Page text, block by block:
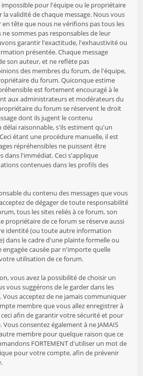
pour l'équipe ou le propriétaire
validité de chaque message. Nous vous
tête que nous ne vérifions pas tous les
ne sommes pas responsables de leur
garantir l'exactitude, l'exhaustivité ou
présentée. Chaque message
son auteur, et ne reflète pas
des membres du forum, de l'équipe,
du forum. Quiconque estime
est fortement encouragé à le
aux administrateurs et modérateurs du
du forum se réservent le droit
dont ils jugent le contenu
délai raisonnable, s'ils estiment qu'un
étant une procédure manuelle, il est
répréhensibles ne puissent être
dans l'immédiat. Ceci s'applique
contenues dans les profils des
du contenu des messages que vous
de dégager de toute responsabilité
tous les sites reliés à ce forum, son
propriétaire de ce forum se réserve aussi
identité (ou toute autre information
dans le cadre d'une plainte formelle ou
causée par n'importe quelle
utilisation de ce forum.
vous avez la possibilité de choisir un
vous suggérons de le garder dans les
acceptez de ne jamais communiquer
membre que vous allez enregistrer à
afin de garantir votre sécurité et pour
consentez également à ne JAMAIS
membre pour quelque raison que ce
FORTEMENT d'utiliser un mot de
pour votre compte, afin de prévenir